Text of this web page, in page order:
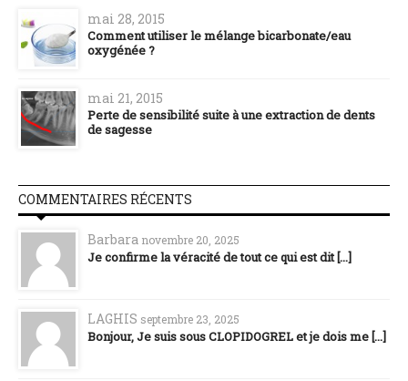
mai 28, 2015
Comment utiliser le mélange bicarbonate/eau
oxygénée ?
mai 21, 2015
Perte de sensibilité suite à une extraction de dents
de sagesse
COMMENTAIRES RÉCENTS
Barbara novembre 20, 2025
Je confirme la véracité de tout ce qui est dit [...]
LAGHIS septembre 23, 2025
Bonjour, Je suis sous CLOPIDOGREL et je dois me [...]